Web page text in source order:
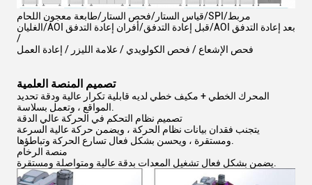
قياس الستار/فحص الستار/طابعة معجون اللحام/SPI/مربط
الغليان/AOI قبل إعادة التدفق/أفران إعادة التدفق/AOI بعد إعادة التدفق
/
فحص الإشعاع / فحص الكولويدي / علامة الليزر / إعادة العمل
تصميم المنصة العلمية
المحرك الخطي + مكيف خطي لديه قابلية تكرار عالية ودقة تحديد
المواقع ، وتعمل بسلاسة.
تصميم نظام التحكم في الحركة عالي الدقة
يتجنب فقدان بيانات نظام الحركة ، ويضمن حركة عالية السرعة
ومستقرة ، ويحسن بشكل فعال تسارع الحركة وتباطؤها.
منصة الرخام
يضمن بشكل فعال تشغيل المعدات بدقة عالية ومتواصلة ومستقرة.